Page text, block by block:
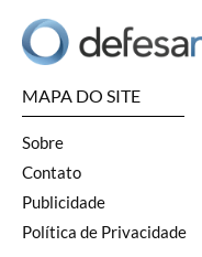
MAPA DO SITE
Sobre
Contato
Publicidade
Política de Privacidade